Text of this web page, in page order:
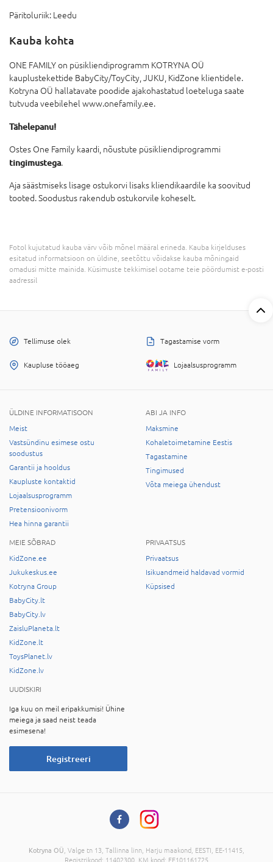
Päritoluriik: Leedu
Kauba kohta
ONE FAMILY on püsikliendiprogramm KOTRYNA OÜ
kauplustekettide BabyCity/ToyCity, JUKU, KidZone klientidele.
Kotryna OÜ hallatavate poodide ajakohastatud loeteluga saate
tutvuda veebilehel www.onefamily.ee.
Tähelepanu!
Ostes One Family kaardi, nõustute püsikliendiprogrammi
tingimustega.
Aja säästmiseks lisage ostukorvi lisaks kliendikaardile ka soovitud
tooted. Soodustus rakendub ostukorvile koheselt.
Fotol kujutatud kauba värv võib mõnel määral erineda. Kauba kirjelduses
esitatud informatsioon on üldine, seetõttu võidakse kauba mõningaid
omadusi mitte mainida. Küsimuste tekkimisel ootame teie pöördumist e-posti
aadressil
Tellimuse olek Tagastamise vorm
Kaupluse tööaeg Lojaalsusprogramm
ÜLDINE INFORMATISOON
Meist
Vastsündinu esimese ostu
soodustus
Garantii ja hooldus
Kaupluste kontaktid
Lojaalsusprogramm
Pretensioonivorm
Hea hinna garantii
ABI JA INFO
Maksmine
Kohaletoimetamine Eestis
Tagastamine
Tingimused
Võta meiega ühendust
MEIE SÕBRAD
KidZone.ee
Jukukeskus.ee
Kotryna Group
BabyCity.lt
BabyCity.lv
ZaisluPlaneta.lt
KidZone.lt
ToysPlanet.lv
KidZone.lv
PRIVAATSUS
Privaatsus
Isikuandmeid haldavad vormid
Küpsised
UUDISKIRI
Iga kuu on meil eripakkumisi! Ühine
meiega ja saad neist teada
esimesena!
Registreeri
Kotryna OÜ , Valge tn 13, Tallinna linn, Harju maakond, EESTI, EE-11415,
Registrikood: 11402300, KM kood: EE101161725